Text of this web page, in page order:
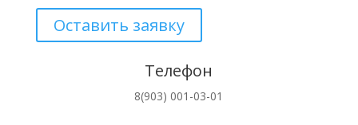
Оставить заявку
Телефон
8(903) 001-03-01